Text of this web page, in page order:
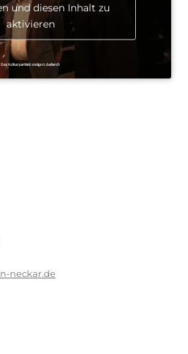
und diesen Inhalt zu
aktivieren
neckar.de